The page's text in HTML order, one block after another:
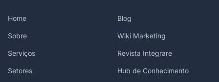
Home
Sobre
Serviços
Setores
Blog
Wiki Marketing
Revista Integrare
Hub de Conhecimento